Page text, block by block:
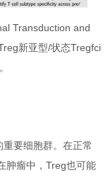
Transduction and
新亚型/状态Tregfci
要细胞群。在正常
肿瘤中，Treg也可能